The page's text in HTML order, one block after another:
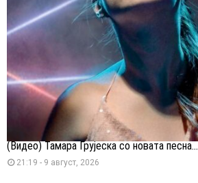
(Видео) Тамара Грујеска со новата песна...
21:19 - 9 август, 2026